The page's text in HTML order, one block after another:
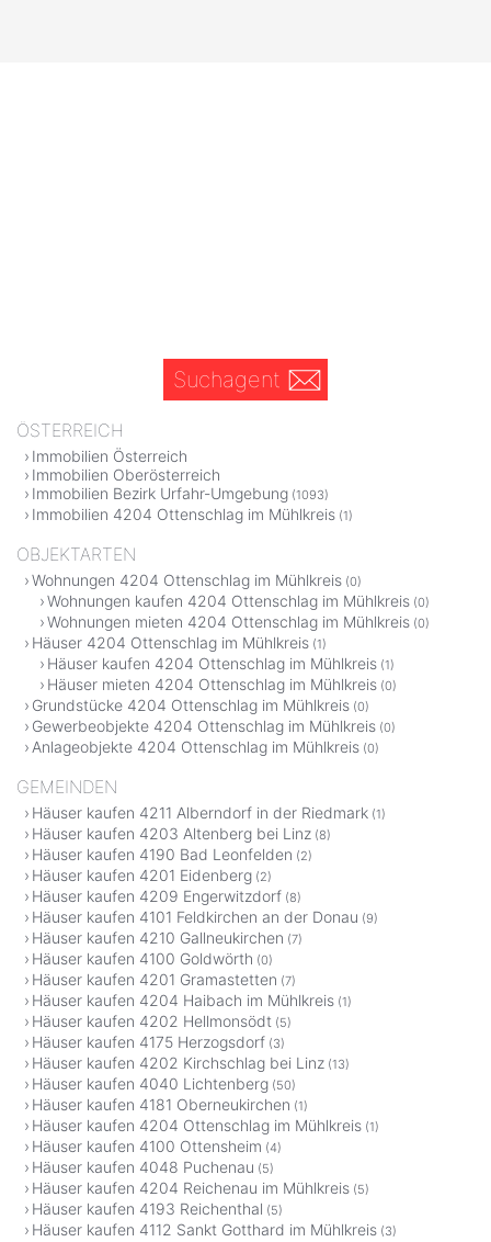
Suchagent
ÖSTERREICH
Immobilien Österreich
Immobilien Oberösterreich
Immobilien Bezirk Urfahr-Umgebung (1093)
Immobilien 4204 Ottenschlag im Mühlkreis (1)
OBJEKTARTEN
Wohnungen 4204 Ottenschlag im Mühlkreis (0)
Wohnungen kaufen 4204 Ottenschlag im Mühlkreis (0)
Wohnungen mieten 4204 Ottenschlag im Mühlkreis (0)
Häuser 4204 Ottenschlag im Mühlkreis (1)
Häuser kaufen 4204 Ottenschlag im Mühlkreis (1)
Häuser mieten 4204 Ottenschlag im Mühlkreis (0)
Grundstücke 4204 Ottenschlag im Mühlkreis (0)
Gewerbeobjekte 4204 Ottenschlag im Mühlkreis (0)
Anlageobjekte 4204 Ottenschlag im Mühlkreis (0)
GEMEINDEN
Häuser kaufen 4211 Alberndorf in der Riedmark (1)
Häuser kaufen 4203 Altenberg bei Linz (8)
Häuser kaufen 4190 Bad Leonfelden (2)
Häuser kaufen 4201 Eidenberg (2)
Häuser kaufen 4209 Engerwitzdorf (8)
Häuser kaufen 4101 Feldkirchen an der Donau (9)
Häuser kaufen 4210 Gallneukirchen (7)
Häuser kaufen 4100 Goldwörth (0)
Häuser kaufen 4201 Gramastetten (7)
Häuser kaufen 4204 Haibach im Mühlkreis (1)
Häuser kaufen 4202 Hellmonsödt (5)
Häuser kaufen 4175 Herzogsdorf (3)
Häuser kaufen 4202 Kirchschlag bei Linz (13)
Häuser kaufen 4040 Lichtenberg (50)
Häuser kaufen 4181 Oberneukirchen (1)
Häuser kaufen 4204 Ottenschlag im Mühlkreis (1)
Häuser kaufen 4100 Ottensheim (4)
Häuser kaufen 4048 Puchenau (5)
Häuser kaufen 4204 Reichenau im Mühlkreis (5)
Häuser kaufen 4193 Reichenthal (5)
Häuser kaufen 4112 Sankt Gotthard im Mühlkreis (3)